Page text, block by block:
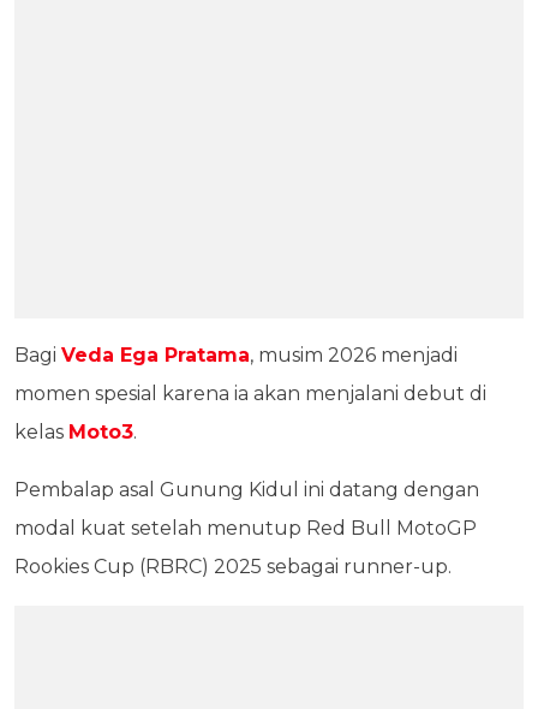
Bagi Veda Ega Pratama, musim 2026 menjadi
momen spesial karena ia akan menjalani debut di
kelas Moto3.
Pembalap asal Gunung Kidul ini datang dengan
modal kuat setelah menutup Red Bull MotoGP
Rookies Cup (RBRC) 2025 sebagai runner-up.